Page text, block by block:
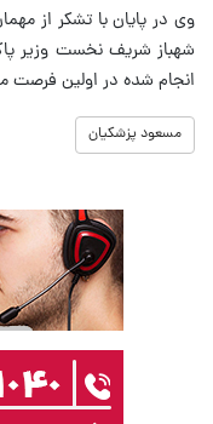
وی در پایان با تشکر از
شهباز شریف نخست وزیر
انجام شده در اولین فرصت
مسعود پزشکیان